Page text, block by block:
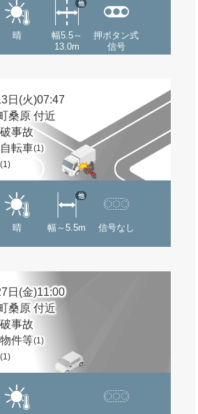
晴
幅5.5～
13.0m
他
押ボタン式
信号
日(火)07:47
桑原 付近
事故
自転車(1)
(1)
晴 幅～5.5m
他
信号なし
日(金)11:00
桑原 付近
事故
物件等(1)
(1)